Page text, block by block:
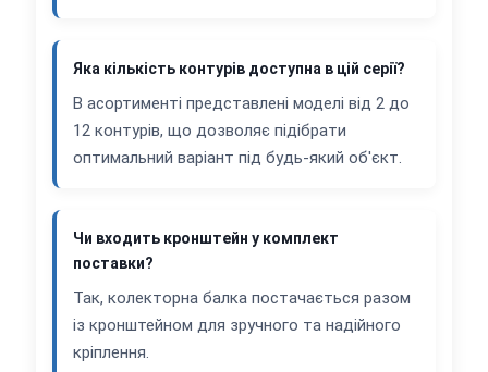
Яка кількість контурів доступна в цій серії?
В асортименті представлені моделі від 2 до
12 контурів, що дозволяє підібрати
оптимальний варіант під будь-який об'єкт.
Чи входить кронштейн у комплект
поставки?
Так, колекторна балка постачається разом
із кронштейном для зручного та надійного
кріплення.